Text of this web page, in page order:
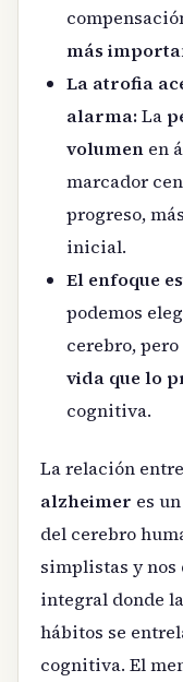
más
La atrofia
alarma:La
volumen en
marcador
progreso,
inicial.
El enfoque
podemos
cerebro, pero
vida que lo
cognitiva.
La relación
alzheimer es
del cerebro
simplistas y
integral donde
hábitos se
cognitiva. El